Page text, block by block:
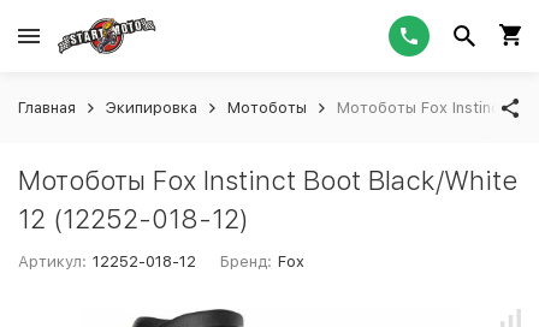
Главная Экипировка Мотоботы Мотоботы Fox Instinct
Мотоботы Fox Instinct Boot Black/White
12 (12252-018-12)
Артикул: 12252-018-12 Бренд: Fox